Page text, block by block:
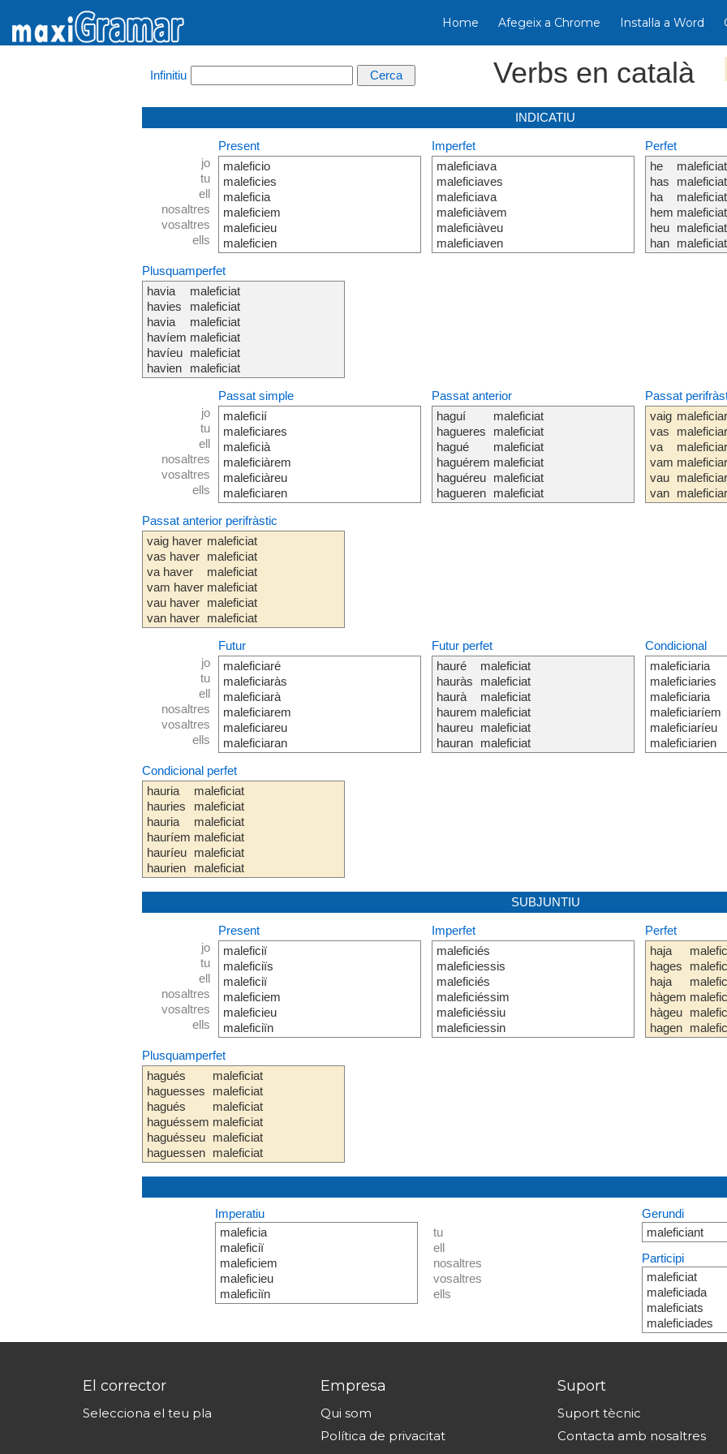
Home Afegeix a Chrome Instal·la a Word
Infinitiu Verbs en català
INDICATIU
jo
tu
ell
nosaltres
vosaltres
ells
Present
maleficio
maleficies
maleficia
maleficiem
maleficieu
maleficien
Imperfet
maleficiava
maleficiaves
maleficiava
maleficiàvem
maleficiàveu
maleficiaven
Perfet
he
has
ha
hem
heu
han
maleficiat
maleficiat
maleficiat
maleficiat
maleficiat
maleficiat
Plusquamperfet
havia
havies
havia
havíem
havíeu
havien
maleficiat
maleficiat
maleficiat
maleficiat
maleficiat
maleficiat
jo
tu
ell
nosaltres
vosaltres
ells
Passat simple
maleficií
maleficiares
maleficià
maleficiàrem
maleficiàreu
maleficiaren
Passat anterior
haguí
hagueres
hagué
haguérem
haguéreu
hagueren
maleficiat
maleficiat
maleficiat
maleficiat
maleficiat
maleficiat
Passat
vaig
vas
va
vam
vau
van
maleficiar
maleficiar
maleficiar
maleficiar
maleficiar
maleficiar
Passat anterior perifràstic
vaig haver
vas haver
va haver
vam haver
vau haver
van haver
maleficiat
maleficiat
maleficiat
maleficiat
maleficiat
maleficiat
jo
tu
ell
nosaltres
vosaltres
ells
Futur
maleficiaré
maleficiaràs
maleficiarà
maleficiarem
maleficiareu
maleficiaran
Futur perfet
hauré
hauràs
haurà
haurem
haureu
hauran
maleficiat
maleficiat
maleficiat
maleficiat
maleficiat
maleficiat
Condicional
maleficiaria
maleficiaries
maleficiaria
maleficiaríem
maleficiaríeu
maleficiarien
Condicional perfet
hauria
hauries
hauria
hauríem
hauríeu
haurien
maleficiat
maleficiat
maleficiat
maleficiat
maleficiat
maleficiat
SUBJUNTIU
jo
tu
ell
nosaltres
vosaltres
ells
Present
maleficiï
maleficiïs
maleficiï
maleficiem
maleficieu
maleficiïn
Imperfet
maleficiés
maleficiessis
maleficiés
maleficiéssim
maleficiéssiu
maleficiessin
Perfet
haja
hages
haja
hàgem
hàgeu
hagen
Plusquamperfet
hagués
haguesses
hagués
haguéssem
haguésseu
haguessen
maleficiat
maleficiat
maleficiat
maleficiat
maleficiat
maleficiat
Imperatiu
maleficia
maleficiï
maleficiem
maleficieu
maleficiïn
tu
ell
nosaltres
vosaltres
ells
Gerundi
maleficiant
Participi
maleficiat
maleficiada
maleficiats
maleficiades
El corrector
Selecciona el teu pla
Empresa
Qui som
Política de privacitat
Suport
Suport tècnic
Contacta amb nosaltres